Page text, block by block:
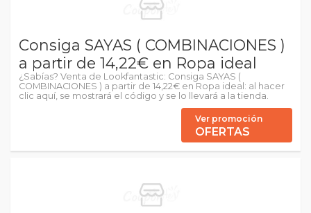
Consiga SAYAS ( COMBINACIONES )
a partir de 14,22€ en Ropa ideal
¿Sabías? Venta de Lookfantastic: Consiga SAYAS (
COMBINACIONES ) a partir de 14,22€ en Ropa ideal: al hacer
clic aquí, se mostrará el código y se lo llevará a la tienda.
Ver promoción
OFERTAS